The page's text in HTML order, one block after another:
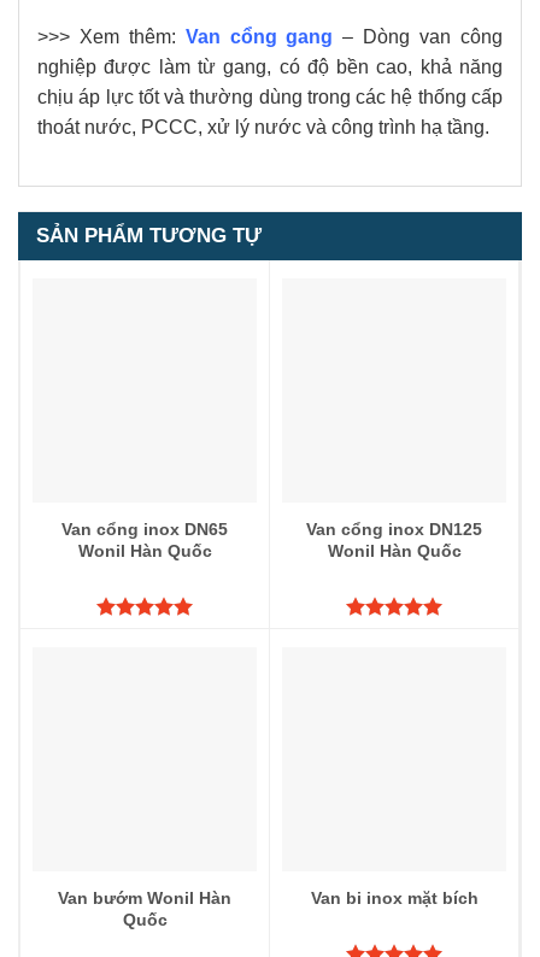
>>> Xem thêm: Van cổng gang – Dòng van công
nghiệp được làm từ gang, có độ bền cao, khả năng
chịu áp lực tốt và thường dùng trong các hệ thống cấp
thoát nước, PCCC, xử lý nước và công trình hạ tầng.
1
SẢN PHẨM TƯƠNG TỰ
Van cổng inox DN65
Wonil Hàn Quốc
Van cổng inox DN125
Wonil Hàn Quốc
Van bướm Wonil Hàn
Quốc
Van bi inox mặt bích